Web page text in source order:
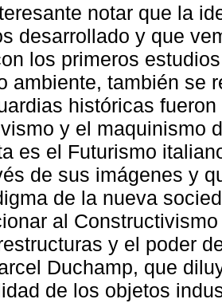
notar que la
desarrollado y que
los primeros
ambiente, también se
históricas
y el maquinismo
es el Futurismo
de sus imágenes y
de la nueva
al
y el poder
Duchamp, que
de los objetos